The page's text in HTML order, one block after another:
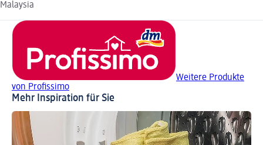
Malaysia
Weitere Produkte
von Profissimo
Mehr Inspiration für Sie